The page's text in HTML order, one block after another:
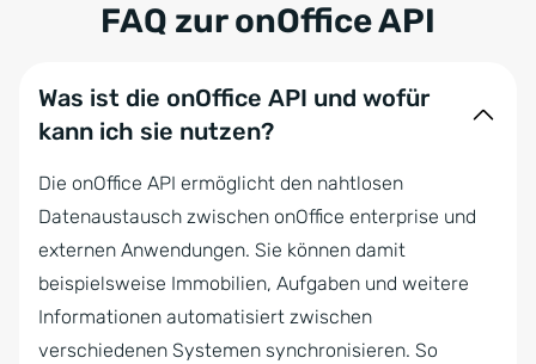
FAQ zur onOffice API
Was ist die onOffice API und wofür
kann ich sie nutzen?
Die onOffice API ermöglicht den nahtlosen
Datenaustausch zwischen onOffice enterprise und
externen Anwendungen. Sie können damit
beispielsweise Immobilien, Aufgaben und weitere
Informationen automatisiert zwischen
verschiedenen Systemen synchronisieren. So